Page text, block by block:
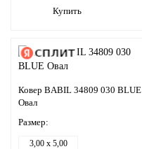
Купить
Ковер BABIL 34809 030 BLUE
Овал
Размер:
3,00 x 5,00